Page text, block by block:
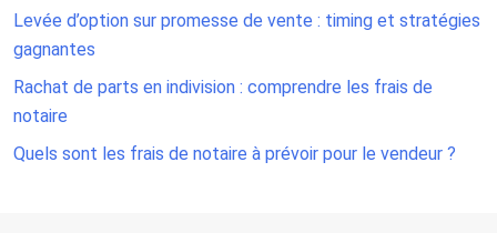
Levée d’option sur promesse de vente : timing et stratégies
gagnantes
Rachat de parts en indivision : comprendre les frais de
notaire
Quels sont les frais de notaire à prévoir pour le vendeur ?